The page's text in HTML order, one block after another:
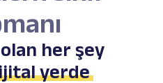
olan her şey
yerde